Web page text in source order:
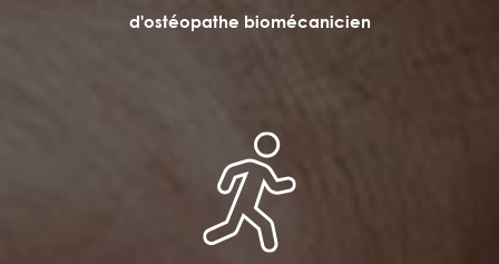
d'ostéopathe biomécanicien